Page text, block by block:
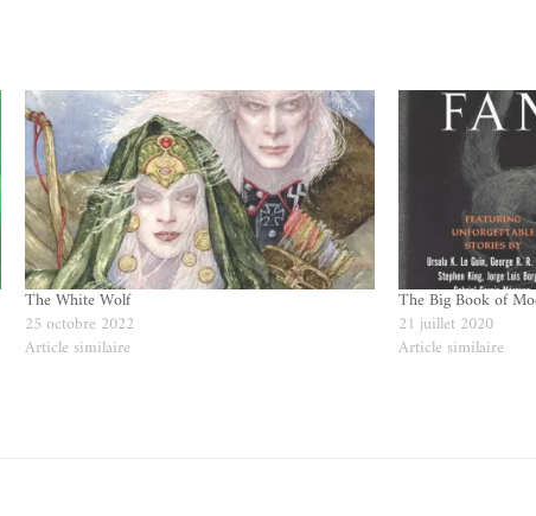
The White Wolf
25 octobre 2022
Article similaire
The Big Book of
21 juillet 2020
Article similaire